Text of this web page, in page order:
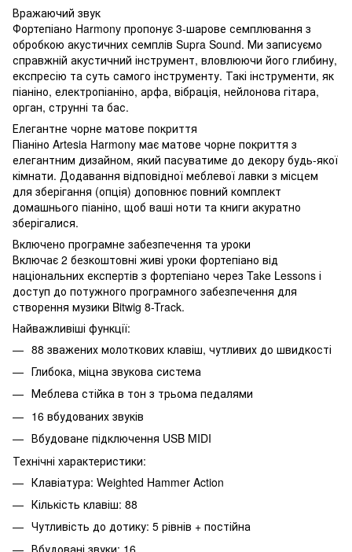
Вражаючий звук
Фортепіано Harmony пропонує 3-шарове семплювання з
обробкою акустичних семплів Supra Sound. Ми записуємо
справжній акустичний інструмент, вловлюючи його глибину,
експресію та суть самого інструменту. Такі інструменти, як
піаніно, електропіаніно, арфа, вібрація, нейлонова гітара,
орган, струнні та бас.
Елегантне чорне матове покриття
Піаніно Artesia Harmony має матове чорне покриття з
елегантним дизайном, який пасуватиме до декору будь-якої
кімнати. Додавання відповідної меблевої лавки з місцем
для зберігання (опція) доповнює повний комплект
домашнього піаніно, щоб ваші ноти та книги акуратно
зберігалися.
Включено програмне забезпечення та уроки
Включає 2 безкоштовні живі уроки фортепіано від
національних експертів з фортепіано через Take Lessons і
доступ до потужного програмного забезпечення для
створення музики Bitwig 8-Track.
Найважливіші функції:
88 зважених молоткових клавіш, чутливих до швидкості
Глибока, міцна звукова система
Меблева стійка в тон з трьома педалями
16 вбудованих звуків
Вбудоване підключення USB MIDI
Технічні характеристики:
Клавіатура: Weighted Hammer Action
Кількість клавіш: 88
Чутливість до дотику: 5 рівнів + постійна
Вбудовані звуки: 16